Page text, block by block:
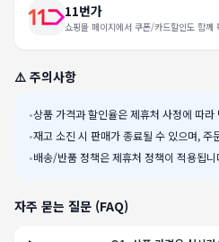
11번가
쇼핑몰 페이지에서 쿠폰/카드할인도 함께
⚠️ 주의사항
•상품 가격과 할인율은 제휴처 사정에 따라
•재고 소진 시 판매가 종료될 수 있으며, 주
•배송/반품 정책은 제휴처 정책이 적용됩니
자주 묻는 질문 (FAQ)